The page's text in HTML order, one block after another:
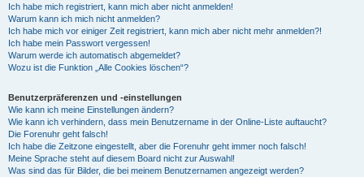
Ich habe mich registriert, kann mich aber nicht anmelden!
Warum kann ich mich nicht anmelden?
Ich habe mich vor einiger Zeit registriert, kann mich aber nicht mehr anmelden?!
Ich habe mein Passwort vergessen!
Warum werde ich automatisch abgemeldet?
Wozu ist die Funktion „Alle Cookies löschen“?
Benutzerpräferenzen und -einstellungen
Wie kann ich meine Einstellungen ändern?
Wie kann ich verhindern, dass mein Benutzername in der Online-Liste auftaucht?
Die Forenuhr geht falsch!
Ich habe die Zeitzone eingestellt, aber die Forenuhr geht immer noch falsch!
Meine Sprache steht auf diesem Board nicht zur Auswahl!
Was sind das für Bilder, die bei meinem Benutzernamen angezeigt werden?